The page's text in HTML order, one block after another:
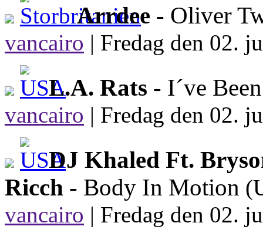
Arrdee - Oliver
vancairo | Fredag den 02.
L.A. Rats - I´ve
vancairo | Fredag den 02.
DJ Khaled Ft.
Ricch - Body In Motion
vancairo | Fredag den 02.